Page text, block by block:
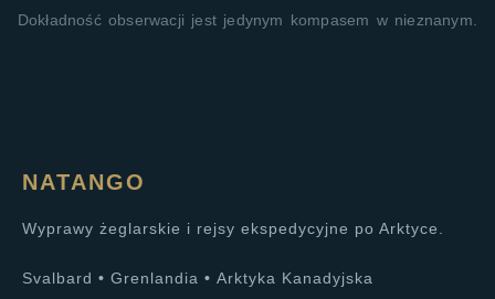
Dokładność obserwacji jest jedynym kompasem w nieznanym.
NATANGO
Wyprawy żeglarskie i rejsy ekspedycyjne po Arktyce.
Svalbard • Grenlandia • Arktyka Kanadyjska